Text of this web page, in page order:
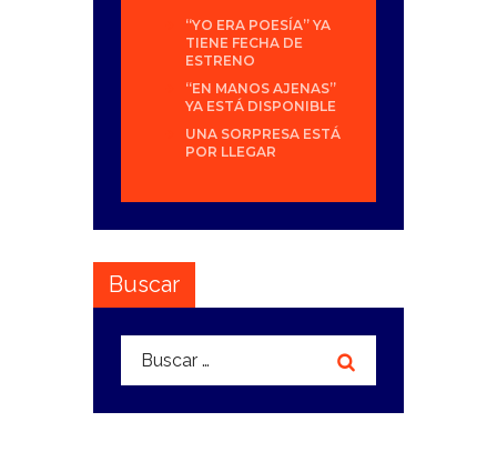
“YO ERA POESÍA” YA
TIENE FECHA DE
ESTRENO
“EN MANOS AJENAS”
YA ESTÁ DISPONIBLE
UNA SORPRESA ESTÁ
POR LLEGAR
Buscar
Buscar: